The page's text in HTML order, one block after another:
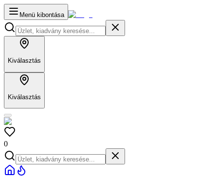
Menü kibontása
Kiválasztás
Kiválasztás
0